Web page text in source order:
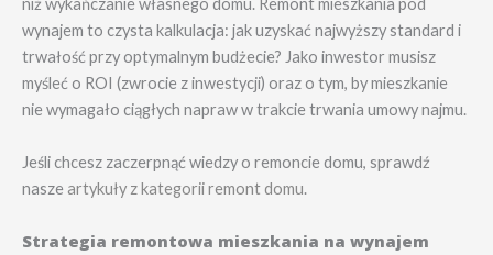
wynajem to czysta kalkulacja: jak uzyskać najwyższy standard i
trwałość przy optymalnym budżecie? Jako inwestor musisz
myśleć o ROI (zwrocie z inwestycji) oraz o tym, by mieszkanie
nie wymagało ciągłych napraw w trakcie trwania umowy najmu.
Jeśli chcesz zaczerpnąć wiedzy o remoncie domu, sprawdź
nasze artykuły z kategorii remont domu.
Strategia remontowa mieszkania na wynajem